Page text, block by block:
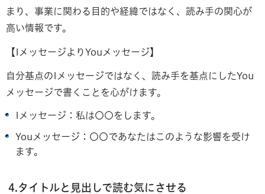
まり、事業に関わる目的や経緯ではなく、読み手の関心が
高い情報です。
【IメッセージよりYouメッセージ】
自分基点のIメッセージではなく、読み手を基点にしたYou
メッセージで書くことを心がけます。
Iメッセージ：私は〇〇をします。
Youメッセージ：〇〇であなたはこのような影響を受け
ます。
4.タイトルと見出しで読む気に させる